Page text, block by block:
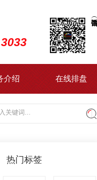
介绍 在线排盘
热门标签